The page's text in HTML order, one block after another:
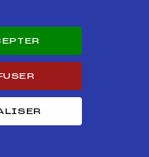
FFS
FFS